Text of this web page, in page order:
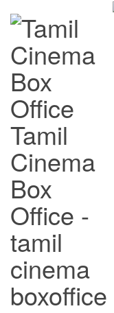
Tamil
Cinema
Box
Office -
tamil
cinema
boxoffice